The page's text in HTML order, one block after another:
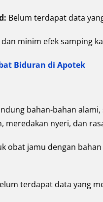
Belum terdapat data
minim efek samping
Biduran di Apotek
bahan-bahan
meredakan nyeri, dan
obat jamu dengan
terdapat data yang